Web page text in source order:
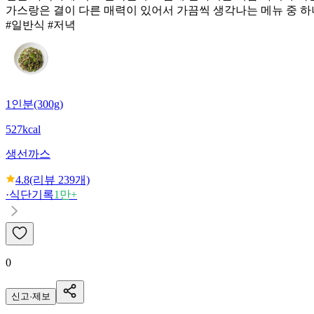
가스랑은 결이 다른 매력이 있어서 가끔씩 생각나는 메뉴 중 하
#일반식 #저녁
1인분(300g)
527kcal
생선까스
4.8(리뷰 239개)
·식단기록1만+
0
신고·제보